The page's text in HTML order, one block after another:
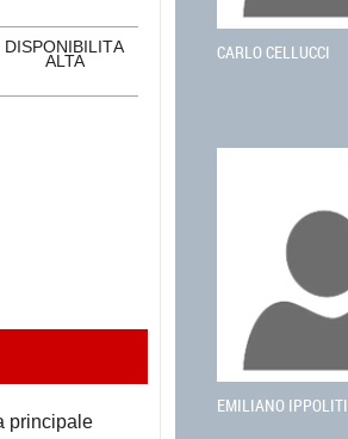
DISPONIBILITÀ
ALTA
principale
CARLO CELLUCCI
EMILIANO IPPOLITI